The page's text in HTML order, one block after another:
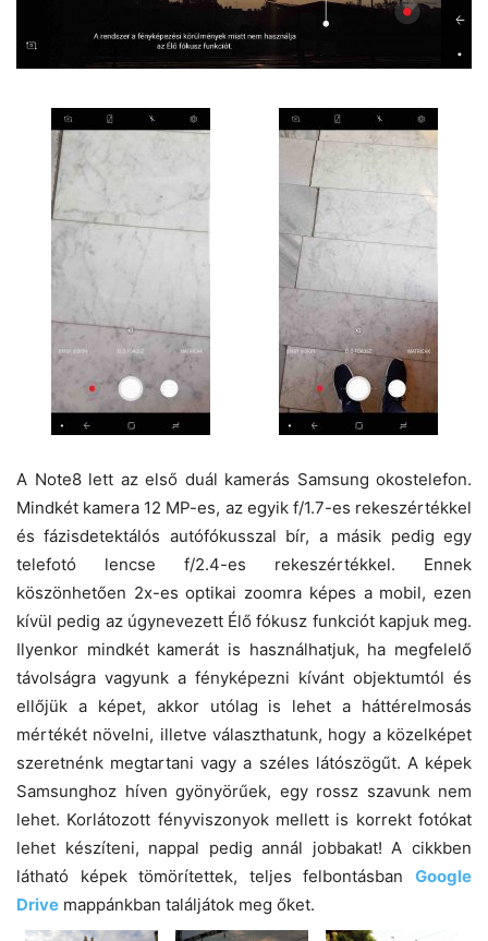
A Note8 lett az első duál kamerás Samsung okostelefon.
Mindkét kamera 12 MP-es, az egyik f/1.7-es rekeszértékkel
és fázisdetektálós autófókusszal bír, a másik pedig egy
telefotó lencse f/2.4-es rekeszértékkel. Ennek
köszönhetően 2x-es optikai zoomra képes a mobil, ezen
kívül pedig az úgynevezett Élő fókusz funkciót kapjuk meg.
Ilyenkor mindkét kamerát is használhatjuk, ha megfelelő
távolságra vagyunk a fényképezni kívánt objektumtól és
ellőjük a képet, akkor utólag is lehet a háttérelmosás
mértékét növelni, illetve választhatunk, hogy a közelképet
szeretnénk megtartani vagy a széles látószögűt. A képek
Samsunghoz híven gyönyörűek, egy rossz szavunk nem
lehet. Korlátozott fényviszonyok mellett is korrekt fotókat
lehet készíteni, nappal pedig annál jobbakat! A cikkben
látható képek tömörítettek, teljes felbontásban Google
Drive mappánkban találjátok meg őket.